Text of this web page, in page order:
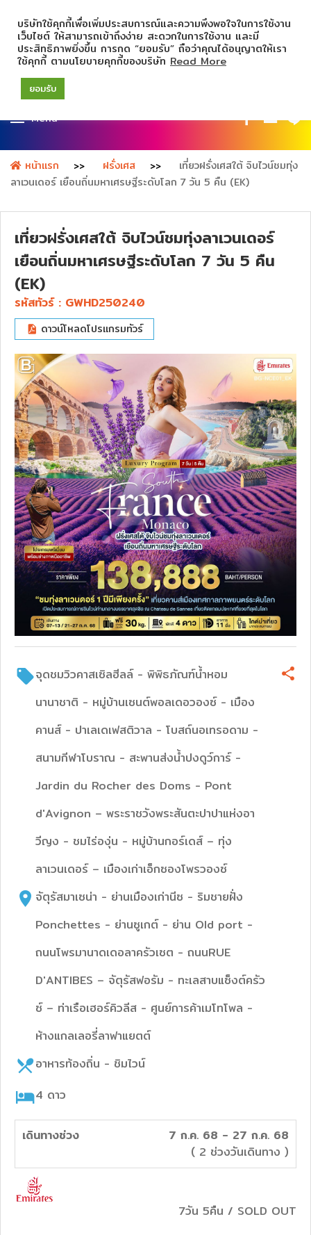
Menu
หน้าแรก ฝรั่งเศส
เที่ยวฝรั่งเศสใต้ จิบไวน์ชมทุ่ง
ลาเวนเดอร์ เยือนถิ่นมหาเศรษฐีระดับโลก 7 วัน 5 คืน (EK)
เที่ยวฝรั่งเศสใต้ จิบไวน์ชมทุ่งลาเวนเดอร์
เยือนถิ่นมหาเศรษฐีระดับโลก 7 วัน 5 คืน
(EK)
รหัสทัวร์ : GWHD250240
ดาวน์โหลดโปรแกรมทัวร์
จุดชมวิวคาสเซิลฮีลล์ - พิพิธภัณฑ์น้ำหอม
นานาชาติ - หมู่บ้านเซนต์พอลเดอวองซ์ - เมือง
คานส์ - ปาเลเดเฟสติวาล - โบสถ์นอเทรอดาม -
สนามกีฬาโบราณ - สะพานส่งน้ำปงดูว์การ์ -
Jardin du Rocher des Doms - Pont
d'Avignon – พระราชวังพระสันตะปาปาแห่งอา
วีญง - ชมไร่องุ่น - หมู่บ้านกอร์เดส์ – ทุ่ง
ลาเวนเดอร์ – เมืองเก่าเอ็กซองโพรวองซ์
จัตุรัสมาเซน่า - ย่านเมืองเก่านีซ - ริมชายฝั่ง
Ponchettes - ย่านซูเกต์ - ย่าน Old port -
ถนนโพรมานาดเดอลาครัวเซต - ถนนRUE
D'ANTIBES – จัตุรัสฟอรัม - ทะเลสาบแซ็งต์ครัว
ซ์ – ท่าเรือเฮอร์คิวลีส - ศูนย์การค้าเมโทโพล -
ห้างแกลเลอรี่ลาฟาแยตต์
อาหารท้องถิ่น - ชิมไวน์
4 ดาว
เดินทางช่วง
7 ก.ค. 68 - 27 ก.ค. 68
( 2 ช่วงวันเดินทาง )
7วัน 5คืน / SOLD OUT
บริษัทใช้คุกกี้เพื่อเพิ่มประสบการณ์และความพึงพอใจในการใช้งาน
เว็บไซต์ ให้สามารถเข้าถึงง่าย สะดวกในการใช้งาน และมี
ประสิทธิภาพยิ่งขึ้น การกด “ยอมรับ” ถือว่าคุณได้อนุญาตให้เรา
ใช้คุกกี้ ตามนโยบายคุกกี้ของบริษัท Read More
ยอมรับ